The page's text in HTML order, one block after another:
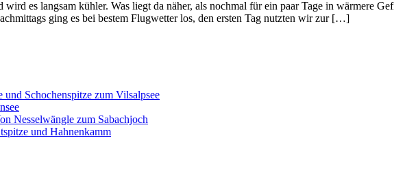
es langsam kühler. Was liegt da näher, als nochmal für ein paar Tage in wärmere
ging es bei bestem Flugwetter los, den ersten Tag nutzten wir zur […]
Schochenspitze zum Vilsalpsee
Nesselwängle zum Sabachjoch
und Hahnenkamm